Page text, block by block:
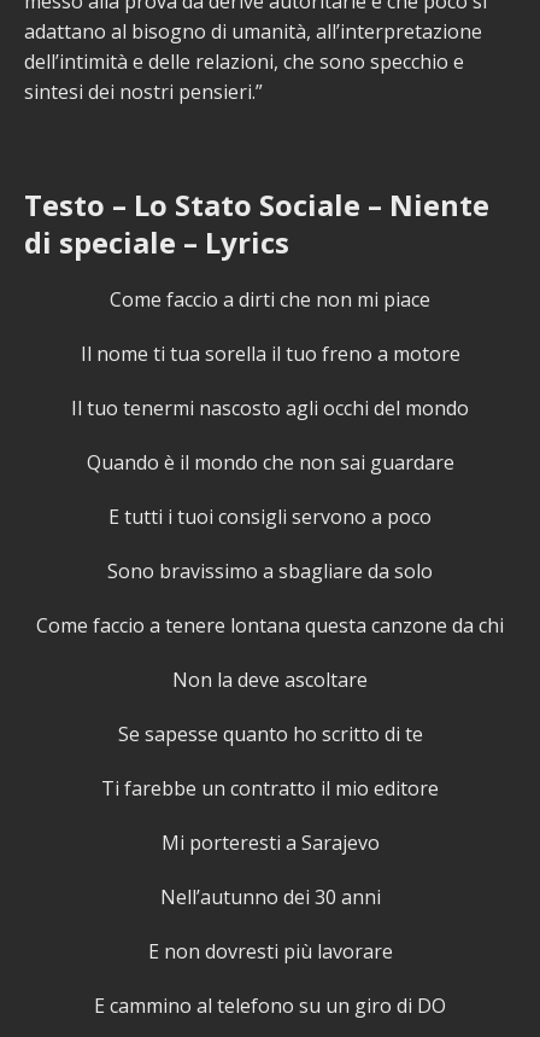
adattano al bisogno di umanità, all’interpretazione
dell’intimità e delle relazioni, che sono specchio e
sintesi dei nostri pensieri.”
Testo – Lo Stato Sociale – Niente
di speciale – Lyrics
Come faccio a dirti che non mi piace
Il nome ti tua sorella il tuo freno a motore
Il tuo tenermi nascosto agli occhi del mondo
Quando è il mondo che non sai guardare
E tutti i tuoi consigli servono a poco
Sono bravissimo a sbagliare da solo
Come faccio a tenere lontana questa canzone da chi
Non la deve ascoltare
Se sapesse quanto ho scritto di te
Ti farebbe un contratto il mio editore
Mi porteresti a Sarajevo
Nell’autunno dei 30 anni
E non dovresti più lavorare
E cammino al telefono su un giro di DO